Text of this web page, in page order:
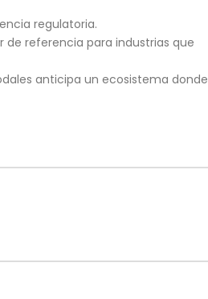
regulatoria.
referencia para industrias que
anticipa un ecosistema donde